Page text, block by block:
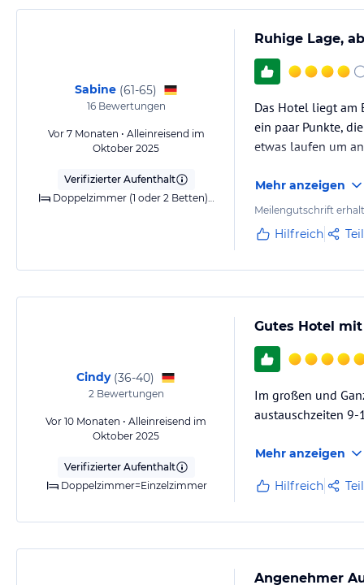
Sabine (61-65)
16Bewertungen
Vor 7 Monaten • Alleinreisend im
Oktober 2025
Verifizierter Aufenthalt
Doppelzimmer (1 oder 2 Betten) Meerblick
Ruhige Lage,
Das Hotel liegt am
ein paar Punkte,
etwas laufen um
Mehr anzeigen
Meilengutschrift
Hilfreich
Cindy (36-40)
2Bewertungen
Vor 10 Monaten • Alleinreisend im
Oktober 2025
Verifizierter Aufenthalt
Doppelzimmer=Einzelzimmer
Gutes Hotel
Im großen und
austauschzeiten
Mehr anzeigen
Hilfreich
Angenehmer